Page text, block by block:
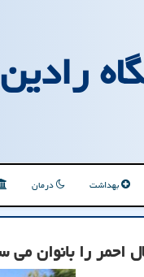
رادین
بهداشت درمان